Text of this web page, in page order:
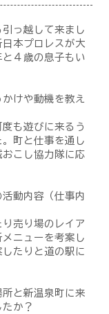
っ越して来まし
本プロレスが大
４歳の息子もい
けや動機を教え
も遊びに来るう
町と仕事を通し
こし協力隊に応
動内容（仕事内
売り場のレイア
ニューを考案し
たりと道の駅に
と新温泉町に来
か？